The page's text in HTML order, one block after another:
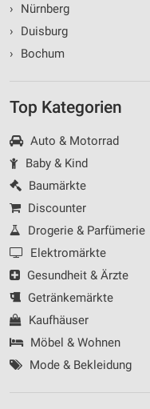
›
Nürnberg
›
Duisburg
›
Bochum
Top Kategorien
Auto & Motorrad
Baby & Kind
Baumärkte
Discounter
Drogerie & Parfümerie
Elektromärkte
Gesundheit & Ärzte
Getränkemärkte
Kaufhäuser
Möbel & Wohnen
Mode & Bekleidung